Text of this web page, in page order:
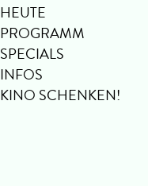
HEUTE
PROGRAMM
SPECIALS
INFOS
KINO SCHENKEN!